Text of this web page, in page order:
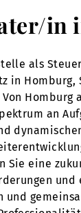
in
als
in
Homburg
an
Sie eine
und
und